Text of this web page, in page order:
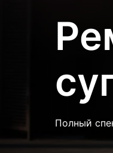
Полный